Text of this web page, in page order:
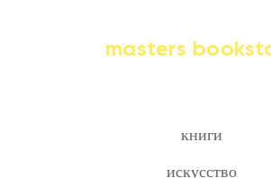
masters
книги
искусство